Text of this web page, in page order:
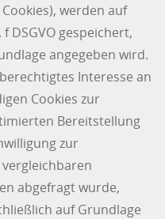
werden auf
DSGVO gespeichert,
angegeben wird.
Interesse an
Cookies zur
Bereitstellung
zur
abgefragt wurde,
auf Grundlage